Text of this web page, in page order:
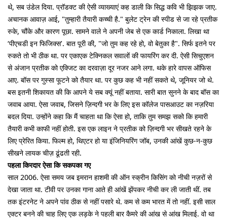
थे, सब उंडेल दिया. प्रॉडक्ट की ऐसी व्याख्याएं कह डाली कि सिद्ध कवि भी झिझक जाए.
अचानक आवाज़ आई, "तुम्हारी तैयारी कच्ची है." बुलेट ट्रेन की स्पीड से जा रहे प्रतीक
रुके, चौंके और कारण पूछा. सामने वाले ने अपनी जेब से एक कार्ड निकाला. लिखा था
‘पीएचडी इन फिजिक्स’. बात पूरी की, "जो तुम कह रहे हो, वो बेतुका है". सिर्फ इतने पर
रुकते तो भी ठीक था. पर एकाएक टेक्निकल सवालों की फायरिंग कर दी. ऐसी सिचुएशन
से अंजान प्रतीक को एक्जिट का दरवाज़ा दूर नजर आने लगा. थके हारे वापस ऑफिस
आए. बॉस पर गुस्सा फूटने को तैयार था. पर कुछ कह भी नहीं सकते थे, जूनियर जो थे.
बस इतनी शिकायत की कि आपने ये सब क्यूं नहीं बताया. सारी बात सुनने के बाद बॉस का
जवाब आया. ऐसा जवाब, जिसने ज़िन्दगी भर के लिए इस कॉलेज पासआउट का नज़रिया
बदल दिया. उन्होंने कहा कि मैं चाहता था कि ऐसा हो, ताकि तुम समझ सको कि हमारी
तैयारी कभी काफी नहीं होती. इस एक लाइन ने प्रतीक को ज़िन्दगी भर सीखते रहने के
लिए प्रेरित किया. फिल्म हो, थिएटर हो या इंजिनियरिंग जॉब, उनकी आंखें कुछ-न-कुछ
सीखने लायक चीज़ ढूंढती रही.
पहला किरदार ऐसा कि सकपका गए
साल 2006. ऐसा समय जब इमरान हाशमी की ऑन स्क्रीन किसिंग को नीची नज़रों से
देखा जाता था. टीवी पर उनका गाना आते ही आंखें झेंपकर नीची कर ली जाती थीं. तब
तक इंटरनेट ने अपने पांव ठीक से नहीं पसारे थे. कम से कम भारत में तो नहीं. इसी साल
एक्टर बनने की चाह लिए एक लड़के ने पहली बार कैमरे की आंख से आंख मिलाई. वो था